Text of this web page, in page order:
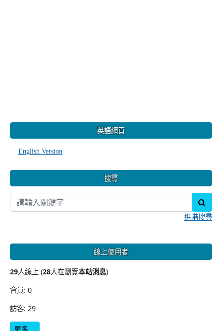
英語網頁
English Version
搜尋
進階搜尋
線上使用者
29人線上 (28人在瀏覽本站消息)
會員: 0
訪客: 29
更多…